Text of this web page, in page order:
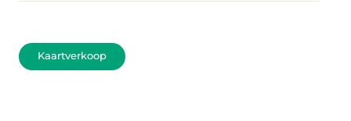
Kaartverkoop